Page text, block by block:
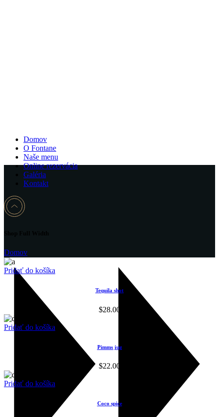
Domov
O Fontane
Naše menu
Online rezervácia
Galéria
Kontakt
Domov
Pridať do košíka
Tequila shot
$28.00
Pridať do košíka
Pimms jug
$22.00
Pridať do košíka
Coco spice